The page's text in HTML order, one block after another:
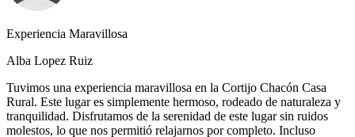
Experiencia Maravillosa
Alba Lopez Ruiz
Tuvimos una experiencia maravillosa en la Cortijo Chacón Casa
Rural. Este lugar es simplemente hermoso, rodeado de naturaleza y
tranquilidad. Disfrutamos de la serenidad de este lugar sin ruidos
molestos, lo que nos permitió relajarnos por completo. Incluso